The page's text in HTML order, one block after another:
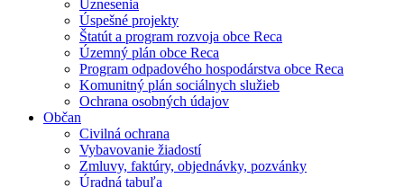
Uznesenia
Úspešné projekty
Štatút a program rozvoja obce Reca
Územný plán obce Reca
Program odpadového hospodárstva obce Reca
Komunitný plán sociálnych služieb
Ochrana osobných údajov
Občan
Civilná ochrana
Vybavovanie žiadostí
Zmluvy, faktúry, objednávky, pozvánky
Úradná tabuľa